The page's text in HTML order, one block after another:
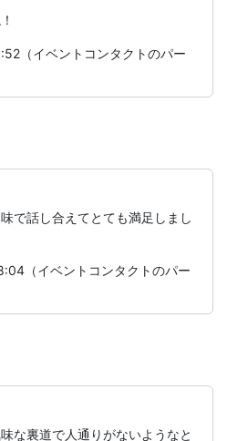
（イベントコンタクトのパー
で話し合えてとても満足しまし
（イベントコンタクトのパー
な裏道で人通りがないようなと